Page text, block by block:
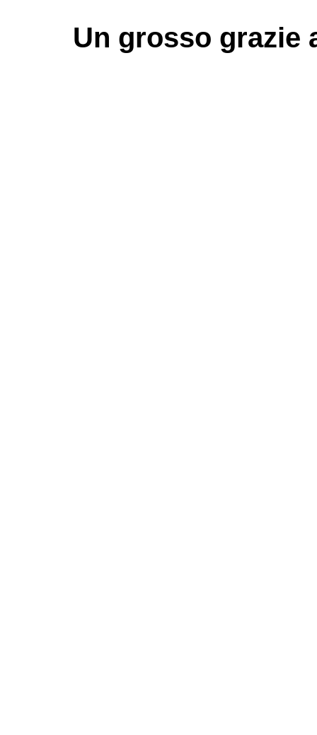
Un grosso grazie